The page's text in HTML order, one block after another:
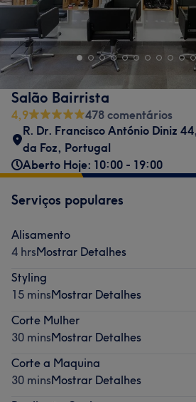
Salão Bairrista
4,9
478 comentários
R. Dr. Francisco António Diniz
da Foz, Portugal
Aberto Hoje: 10:00 - 19:00
Serviços populares
Alisamento
4 hrsMostrar Detalhes
Styling
15 minsMostrar Detalhes
Corte Mulher
30 minsMostrar Detalhes
Corte a Maquina
30 minsMostrar Detalhes